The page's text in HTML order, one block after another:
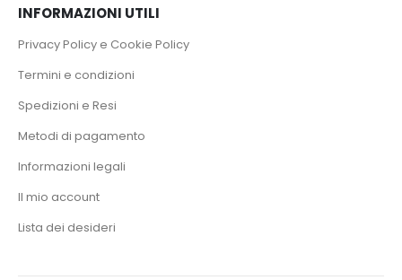
INFORMAZIONI UTILI
Privacy Policy e Cookie Policy
Termini e condizioni
Spedizioni e Resi
Metodi di pagamento
Informazioni legali
Il mio account
Lista dei desideri